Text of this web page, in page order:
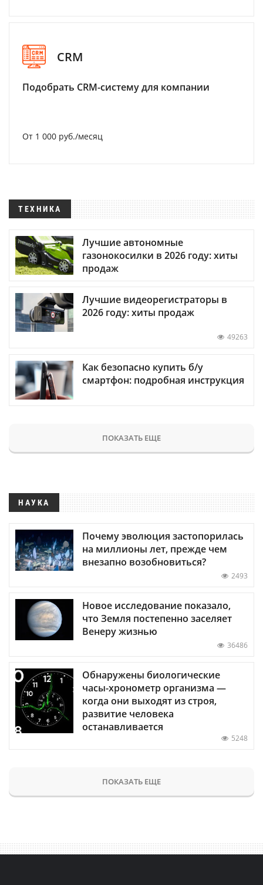
CRM
Подобрать CRM-систему для компании
От 1 000 руб./месяц
ТЕХНИКА
Лучшие автономные
газонокосилки в 2026 году: хиты
продаж
Лучшие видеорегистраторы в
2026 году: хиты продаж
49263
Как безопасно купить б/у
смартфон: подробная инструкция
ПОКАЗАТЬ ЕЩЕ
НАУКА
Почему эволюция застопорилась
на миллионы лет, прежде чем
внезапно возобновиться?
2493
Новое исследование показало,
что Земля постепенно заселяет
Венеру жизнью
36486
Обнаружены биологические
часы-хронометр организма —
когда они выходят из строя,
развитие человека
останавливается
5248
ПОКАЗАТЬ ЕЩЕ